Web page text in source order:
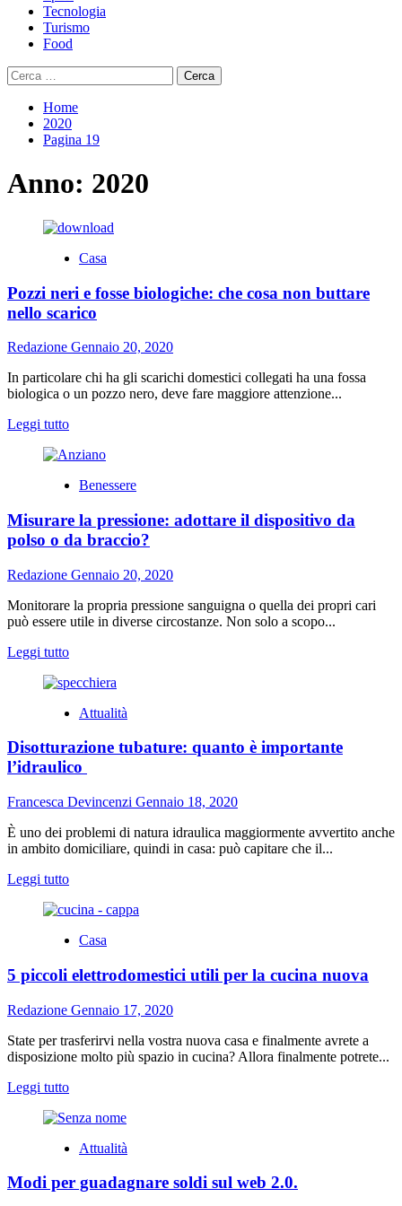
Tecnologia
Turismo
Food
Ricerca
per:
Home
2020
Pagina 19
Anno: 2020
Casa
Pozzi neri e fosse biologiche: che cosa non buttare
nello scarico
Redazione Gennaio 20, 2020
In particolare chi ha gli scarichi domestici collegati ha una fossa
biologica o un pozzo nero, deve fare maggiore attenzione...
Leggi tuttoLeggi
più
Pozzi
e
fosse
biologiche:
che
cosa
non
buttare
scarico
Benessere
Misurare la pressione: adottare il dispositivo da
polso o da braccio?
Redazione Gennaio 20, 2020
Monitorare la propria pressione sanguigna o quella dei propri cari
può essere utile in diverse circostanze. Non solo a scopo...
Leggi tuttoLeggi
più
Misurare
pressione:
adottare
dispositivo
da
polso
o
braccio?
Attualità
Disotturazione tubature: quanto è importante
l’idraulico
Francesca Devincenzi Gennaio 18, 2020
È uno dei problemi di natura idraulica maggiormente avvertito anche
in ambito domiciliare, quindi in casa: può capitare che il...
Leggi tuttoLeggi
più
Disotturazione
quanto
importante
Casa
5 piccoli elettrodomestici utili per la cucina nuova
Redazione Gennaio 17, 2020
State per trasferirvi nella vostra nuova casa e finalmente avrete a
disposizione molto più spazio in cucina? Allora finalmente potrete...
Leggi tuttoLeggi
più
5
elettrodomestici
Attualità
Modi per guadagnare soldi sul web 2.0.